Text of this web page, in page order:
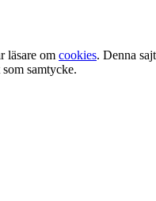
läsare om cookies. Denna
samtycke.